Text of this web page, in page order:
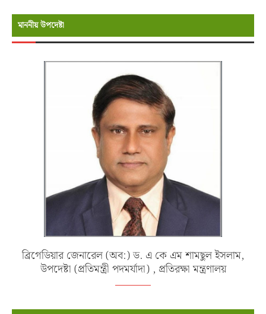
মাননীয় উপদেষ্টা
ব্রিগেডিয়ার জেনারেল (অব:) ড. এ কে এম শামছুল ইসলাম,
উপদেষ্টা (প্রতিমন্ত্রী পদমর্যাদা) , প্রতিরক্ষা মন্ত্রণালয়